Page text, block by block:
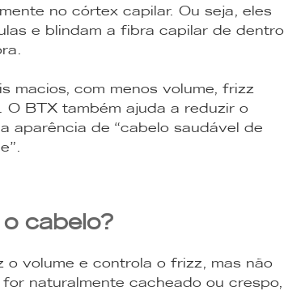
no córtex capilar. Ou seja, eles
e blindam a fibra capilar de dentro
macios, com menos volume, frizz
O BTX também ajuda a reduzir o
aparência de “cabelo saudável de
cabelo?
volume e controla o frizz, mas não
naturalmente cacheado ou crespo,